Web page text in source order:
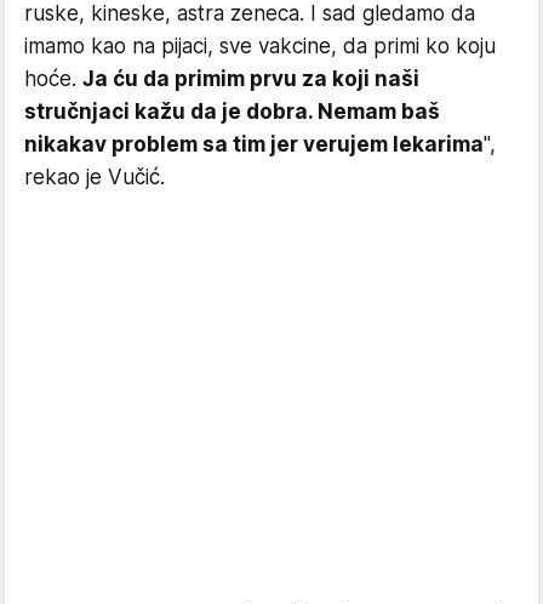
ruske, kineske, astra zeneca. I sad gledamo da
imamo kao na pijaci, sve vakcine, da primi ko koju
hoće. Ja ću da primim prvu za koji naši
stručnjaci kažu da je dobra. Nemam baš
nikakav problem sa tim jer verujem lekarima",
rekao je Vučić.